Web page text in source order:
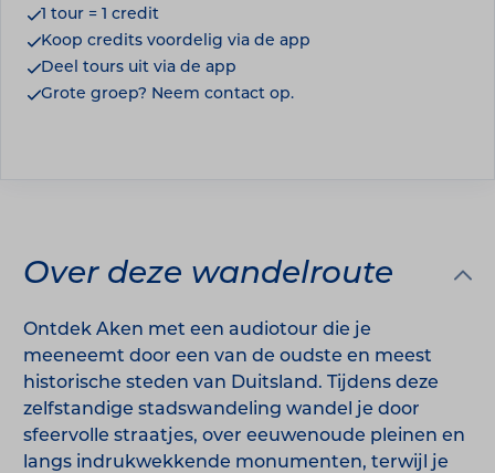
1 tour = 1 credit
Koop credits voordelig via de app
Deel tours uit via de app
Grote groep? Neem contact op.
Over deze wandelroute
Ontdek Aken met een audiotour die je
meeneemt door een van de oudste en meest
historische steden van Duitsland. Tijdens deze
zelfstandige stadswandeling wandel je door
sfeervolle straatjes, over eeuwenoude pleinen en
langs indrukwekkende monumenten, terwijl je